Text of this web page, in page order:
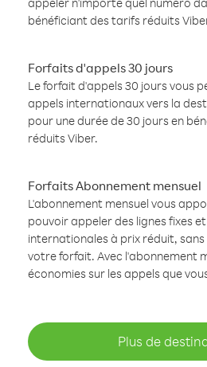
bénéficiant des tarifs réduits
Forfaits d'appels 30 jours
Le forfait d'appels 30 jours vous
appels internationaux vers la
pour une durée de 30 jours en
réduits Viber.
Forfaits Abonnement mensuel
L'abonnement mensuel vous
pouvoir appeler des lignes fixes
internationales à prix réduit,
votre forfait. Avec l'abonnement
économies sur les appels que
Plus de